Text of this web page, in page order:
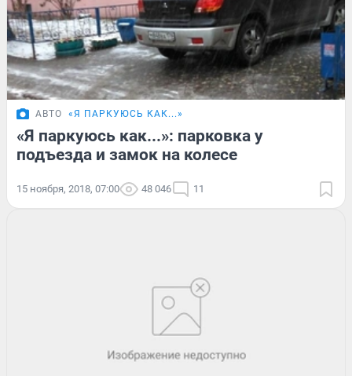
АВТО «Я ПАРКУЮСЬ КАК...»
«Я паркуюсь как...»: парковка у
подъезда и замок на колесе
15 ноября, 2018, 07:00 48 046 11